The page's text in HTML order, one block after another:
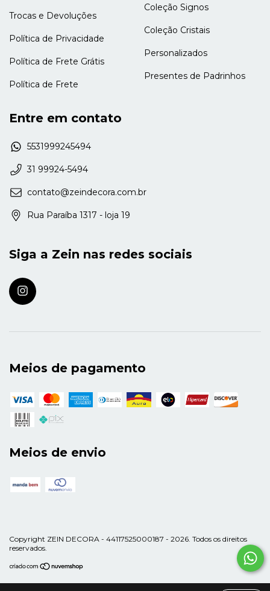
Trocas e Devoluções
Política de Privacidade
Política de Frete Grátis
Política de Frete
Coleção Signos
Coleção Cristais
Personalizados
Presentes de Padrinhos
Entre em contato
5531999245494
31 99924-5494
contato@zeindecora.com.br
Rua Paraíba 1317 - loja 19
Siga a Zein nas redes sociais
Meios de pagamento
Meios de envio
Copyright ZEIN DECORA - 44117525000187 - 2026. Todos os direitos
reservados.